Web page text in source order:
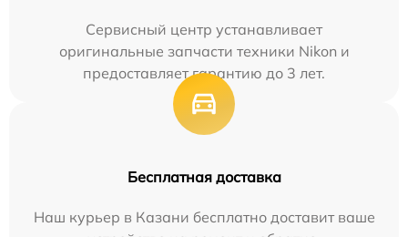
Сервисный центр устанавливает
оригинальные запчасти техники Nikon и
предоставляет гарантию до 3 лет.
Бесплатная доставка
Наш курьер в Казани бесплатно доставит ваше